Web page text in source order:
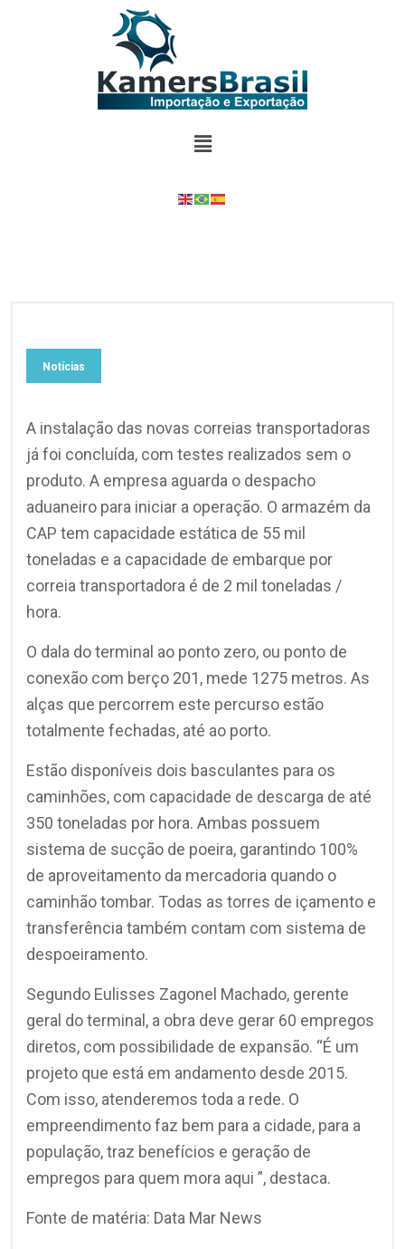
Notícias
A instalação das novas correias transportadoras
já foi concluída, com testes realizados sem o
produto. A empresa aguarda o despacho
aduaneiro para iniciar a operação. O armazém da
CAP tem capacidade estática de 55 mil
toneladas e a capacidade de embarque por
correia transportadora é de 2 mil toneladas /
hora.
O dala do terminal ao ponto zero, ou ponto de
conexão com berço 201, mede 1275 metros. As
alças que percorrem este percurso estão
totalmente fechadas, até ao porto.
Estão disponíveis dois basculantes para os
caminhões, com capacidade de descarga de até
350 toneladas por hora. Ambas possuem
sistema de sucção de poeira, garantindo 100%
de aproveitamento da mercadoria quando o
caminhão tombar. Todas as torres de içamento e
transferência também contam com sistema de
despoeiramento.
Segundo Eulisses Zagonel Machado, gerente
geral do terminal, a obra deve gerar 60 empregos
diretos, com possibilidade de expansão. “É um
projeto que está em andamento desde 2015.
Com isso, atenderemos toda a rede. O
empreendimento faz bem para a cidade, para a
população, traz benefícios e geração de
empregos para quem mora aqui ”, destaca.
Fonte de matéria: Data Mar News